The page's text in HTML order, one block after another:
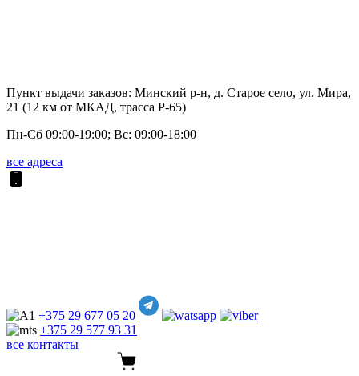
Пункт выдачи заказов: Минский р-н, д. Старое село, ул. Мира,
21 (12 км от МКАД, трасса P-65)
Пн-Сб 09:00-19:00; Вс: 09:00-18:00
все адреса
+375 29 677 05 20
+375 29 577 93 31
все контакты